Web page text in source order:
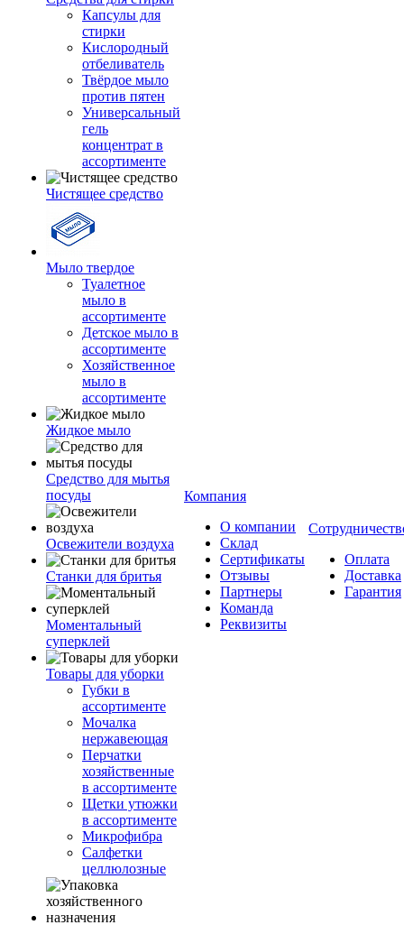
Капсулы для
стирки
Кислородный
отбеливатель
Твёрдое мыло
против пятен
Универсальный
гель
концентрат в
ассортименте
Чистящее средство
Мыло твердое
Туалетное
мыло в
ассортименте
Детское мыло в
ассортименте
Хозяйственное
мыло в
ассортименте
Жидкое мыло
Средство для мытья
посуды
Освежители воздуха
Станки для бритья
Моментальный
суперклей
Товары для уборки
Губки в
ассортименте
Мочалка
нержавеющая
Перчатки
хозяйственные
в ассортименте
Щетки утюжки
в ассортименте
Микрофибра
Салфетки
целлюлозные
Компания
О компании
Склад
Сертификаты
Отзывы
Партнеры
Команда
Реквизиты
Оплата
Доставка
Гарантия